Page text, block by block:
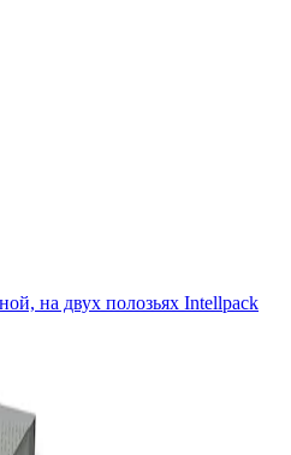
на двух полозьях Intellpack